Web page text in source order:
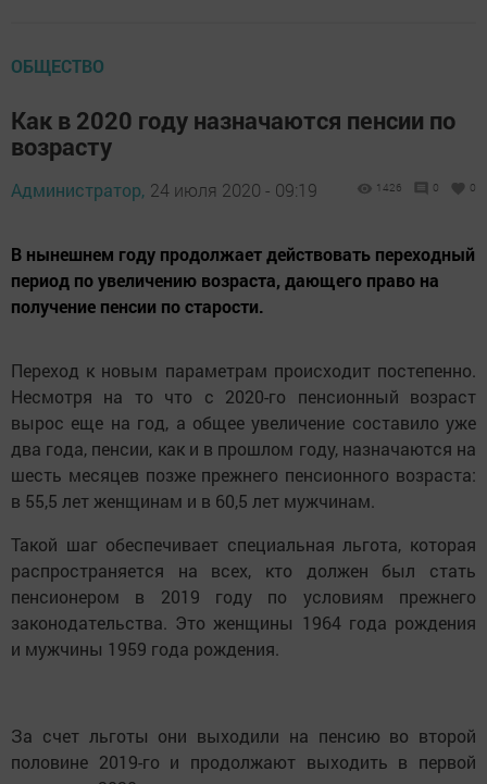
ОБЩЕСТВО
Как в 2020 году назначаются пенсии по
возрасту
Администратор, 24 июля 2020 - 09:19 1426 0 0
В нынешнем году продолжает действовать переходный
период по увеличению возраста, дающего право на
получение пенсии по старости.
Переход к новым параметрам происходит постепенно.
Несмотря на то что с 2020-го пенсионный возраст
вырос еще на год, а общее увеличение составило уже
два года, пенсии, как и в прошлом году, назначаются на
шесть месяцев позже прежнего пенсионного возраста:
в 55,5 лет женщинам и в 60,5 лет мужчинам.
Такой шаг обеспечивает специальная льгота, которая
распространяется на всех, кто должен был стать
пенсионером в 2019 году по условиям прежнего
законодательства. Это женщины 1964 года рождения
и мужчины 1959 года рождения.
За счет льготы они выходили на пенсию во второй
половине 2019-го и продолжают выходить в первой